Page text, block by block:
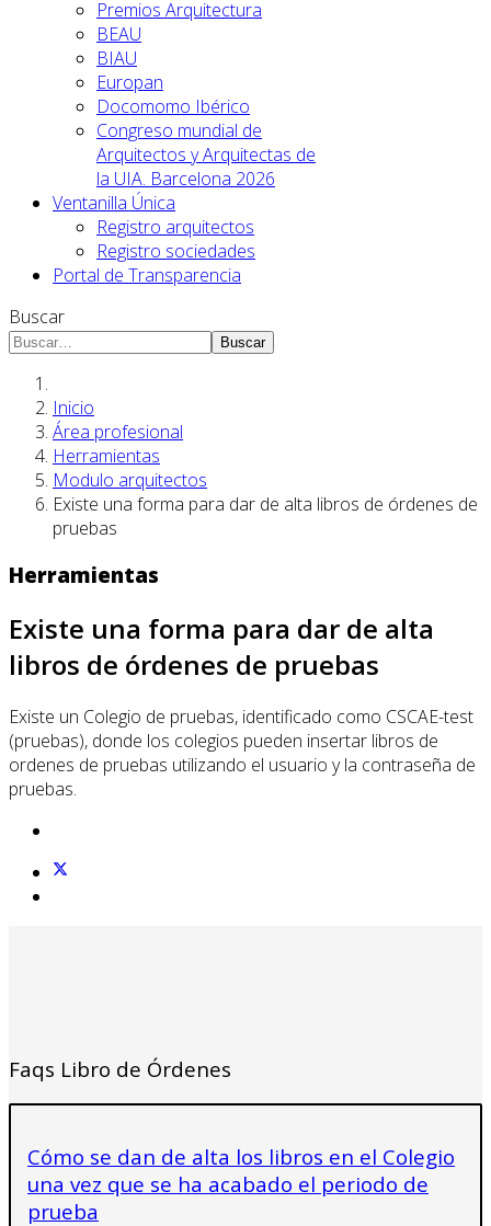
Premios Arquitectura
BEAU
BIAU
Europan
Docomomo Ibérico
Congreso mundial de
Arquitectos y Arquitectas de
la UIA. Barcelona 2026
Ventanilla Única
Registro arquitectos
Registro sociedades
Portal de Transparencia
Buscar
Buscar
Inicio
Área profesional
Herramientas
Modulo arquitectos
Existe una forma para dar de alta libros de órdenes de
pruebas
Herramientas
Existe una forma para dar de alta
libros de órdenes de pruebas
Existe un Colegio de pruebas, identificado como CSCAE-test
(pruebas), donde los colegios pueden insertar libros de
ordenes de pruebas utilizando el usuario y la contraseña de
pruebas.
Faqs Libro de Órdenes
Cómo se dan de alta los libros en el Colegio
una vez que se ha acabado el periodo de
prueba